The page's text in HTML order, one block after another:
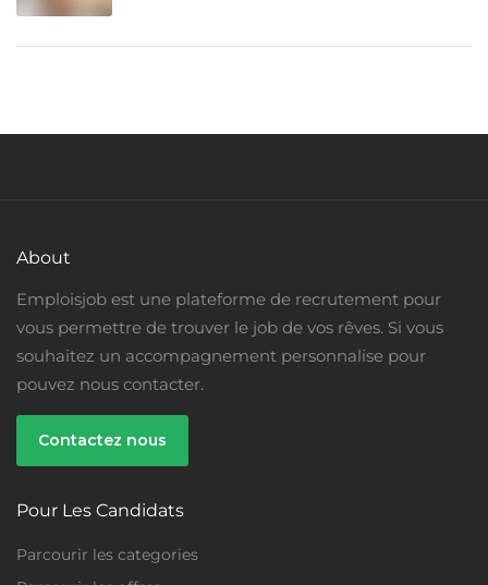
About
Emploisjob est une plateforme de recrutement pour
vous permettre de trouver le job de vos rêves. Si vous
souhaitez un accompagnement personnalise pour
pouvez nous contacter.
Contactez nous
Pour Les Candidats
Parcourir les categories